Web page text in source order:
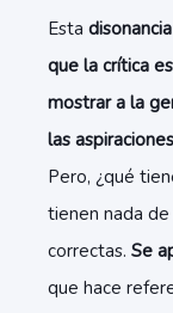
Esta
que la crítica
mostrar a la
las
Pero, ¿qué
tienen nada
correctas. Se
que hace